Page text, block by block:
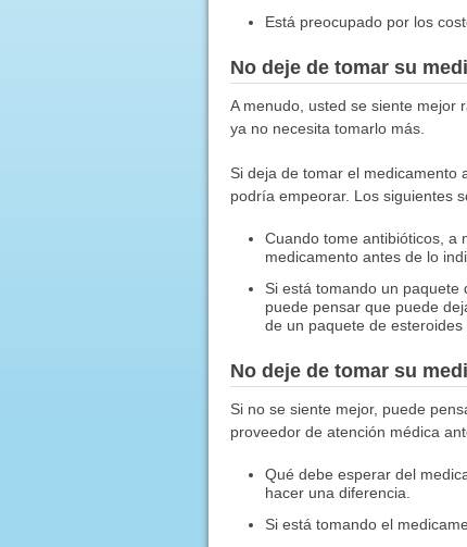
Está preocupado por los
No deje de tomar su
A menudo, usted se siente mejor
ya no necesita tomarlo más.
Si deja de tomar el medicamento
podría empeorar. Los siguientes
Cuando tome antibióticos, a
medicamento antes de lo
Si está tomando un
puede pensar que puede
de un paquete de
No deje de tomar su
Si no se siente mejor, puede
proveedor de atención médica
Qué debe esperar del
hacer una diferencia.
Si está tomando el